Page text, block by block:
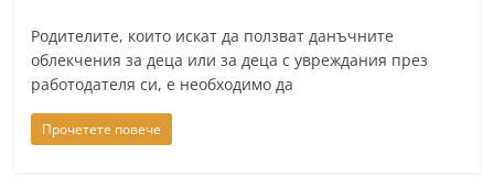
a
z
a
n
Родителите, които искат да ползват данъчните
облекчения за деца или за деца с увреждания през
работодателя си, е необходимо да
Прочетете повече